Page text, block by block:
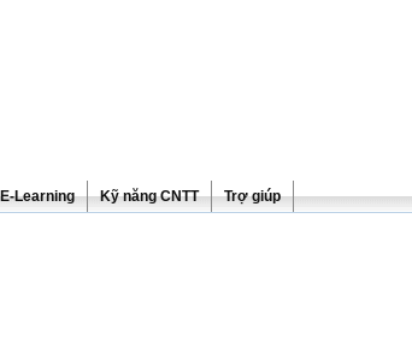
E-Learning Kỹ năng CNTT Trợ giúp